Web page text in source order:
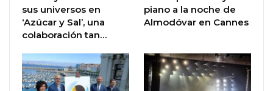
sus universos en
‘Azúcar y Sal’, una
colaboración tan…
piano a la noche de
Almodóvar en Cannes